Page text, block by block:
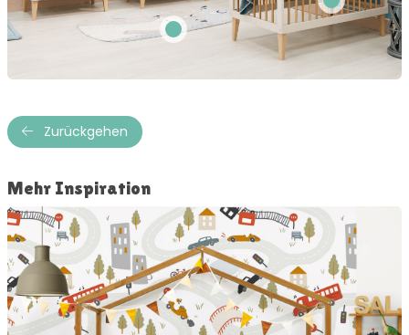
Zurückgehen
Mehr Inspiration